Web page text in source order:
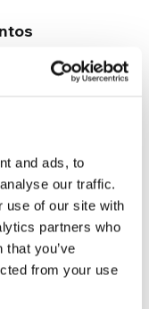
and ads, to
our traffic.
use of our site with
partners who
you’ve
from your use
más
No
proyectos
necesario
un cambio
Ana
iniciativa